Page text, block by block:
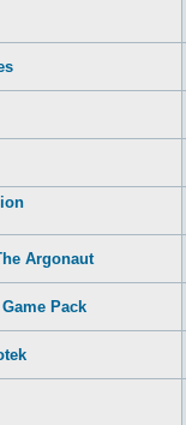
Argonaut
Pack